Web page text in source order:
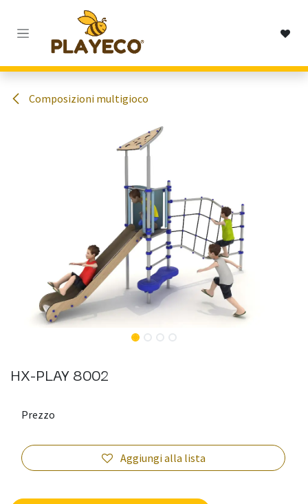
Passa al contenuto
Composizioni multigioco
HX-PLAY 8002
Aggiungi alla lista
Prezzo